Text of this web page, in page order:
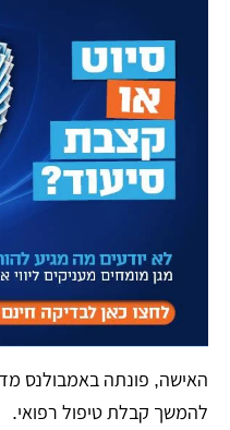
האישה, פונתה באמבולנס
להמשך קבלת טיפול רפואי.